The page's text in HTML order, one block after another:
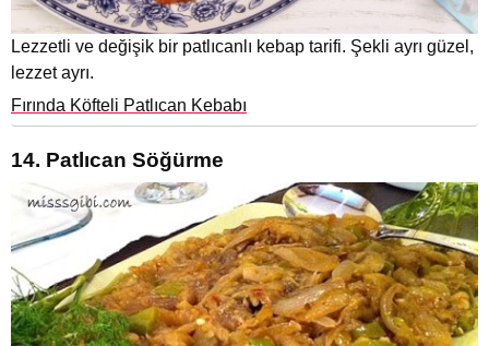
Lezzetli ve değişik bir patlıcanlı kebap tarifi. Şekli ayrı güzel,
lezzet ayrı.
Fırında Köfteli Patlıcan Kebabı
14. Patlıcan Söğürme